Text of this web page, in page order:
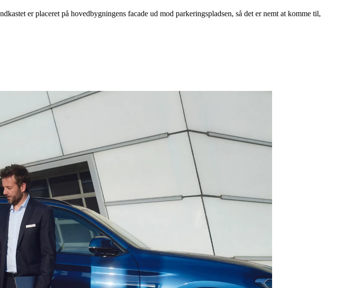
er placeret på hovedbygningens facade ud mod parkeringspladsen, så det er nemt at komme til,